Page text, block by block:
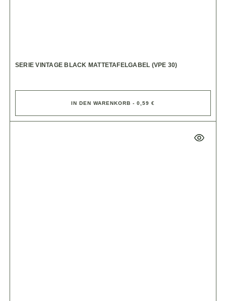
SERIE VINTAGE BLACK MATTETAFELGABEL (VPE 30)
IN DEN WARENKORB - 0,59 €